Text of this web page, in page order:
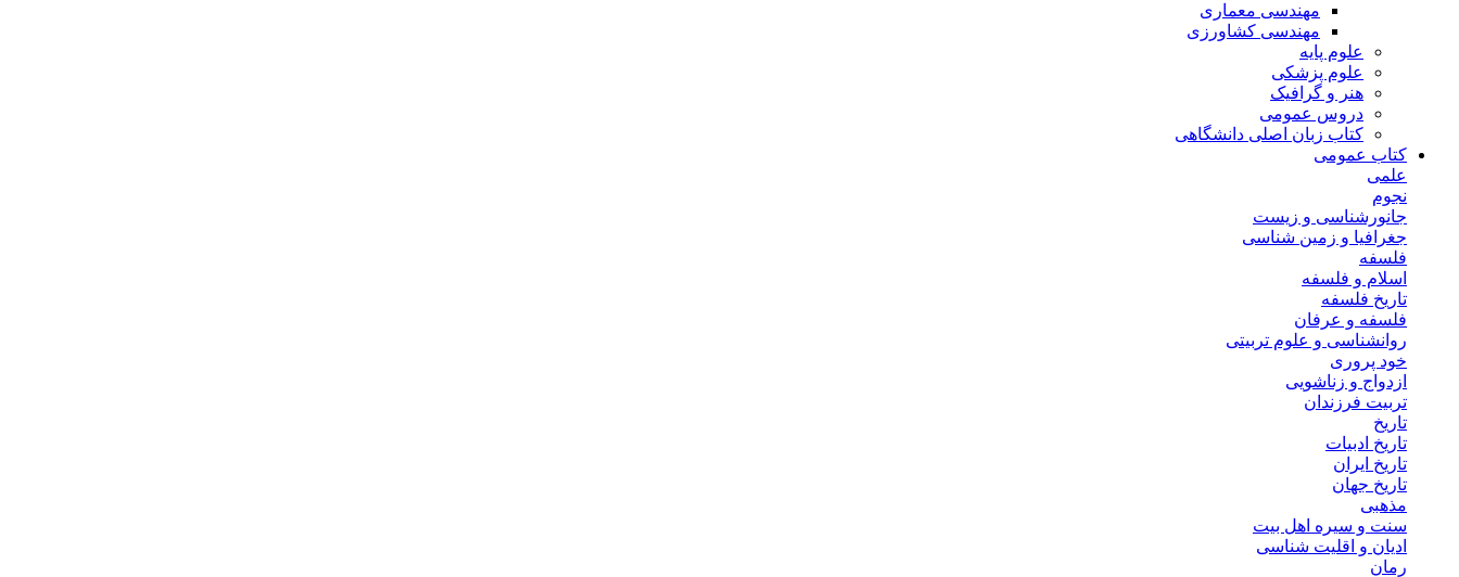
مهندسی معماری
مهندسی کشاورزی
علوم پایه
علوم پزشکی
هنر و گرافیک
دروس عمومی
کتاب زبان اصلی دانشگاهی
کتاب عمومی
علمی
نجوم
جانورشناسی و زیست
جغرافیا و زمین شناسی
فلسفه
اسلام و فلسفه
تاریخ فلسفه
فلسفه و عرفان
روانشناسی و علوم تربیتی
خود پروری
ازدواج و زناشویی
تربیت فرزندان
تاریخ
تاریخ ادبیات
تاریخ ایران
تاریخ جهان
مذهبی
سنت و سیره اهل بیت
ادیان و اقلیت شناسی
رمان